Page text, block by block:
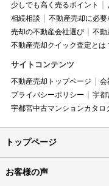
少しでも高く売るポイント
相続相談
不動産売却に必要
売却の不動産会社選び
不動
不動産売却クイック査定とは
サイトコンテンツ
不動産売却トップページ 会
プライバシーポリシー
宇都
宇都宮中古マンションカタロ
トップページ
お客様の声